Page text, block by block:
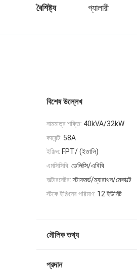
বৈশিষ্ট্য গ্যালারী
বিশেষ উল্লেখ
নামমাত্র শক্তি: 40kVA/32kW
কারেন্ট: 58A
ইঞ্জিন: FPT/ (ইতালি)
এমসিসিবি: ডেলিক্সি/এবিবি
অল্টারনেটর: স্টাফমর্ড/ম্যারাথন/মেকাল্টে
স্টকে ইঞ্জিনের পরিমাণ: 12 ইউনিট
মৌলিক তথ্য
প্রদান